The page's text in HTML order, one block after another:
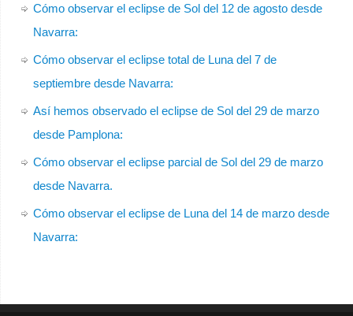
Cómo observar el eclipse de Sol del 12 de agosto desde
Navarra:
Cómo observar el eclipse total de Luna del 7 de
septiembre desde Navarra:
Así hemos observado el eclipse de Sol del 29 de marzo
desde Pamplona:
Cómo observar el eclipse parcial de Sol del 29 de marzo
desde Navarra.
Cómo observar el eclipse de Luna del 14 de marzo desde
Navarra: